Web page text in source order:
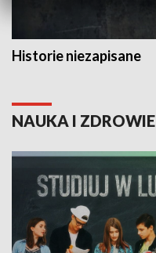
Historie niezapisane
NAUKA I ZDROWIE